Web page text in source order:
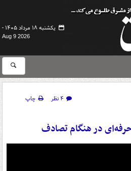
یکشنبه ۱۸ مرداد ۱۴۰۵ -
Aug 9 2026
۴ نظر
چاپ
در هنگام تصادف